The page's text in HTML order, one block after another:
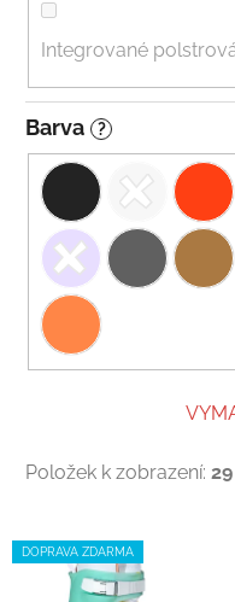
Integrované
Barva ?
Položek k zobrazení: 29
Výpis produktů
DOPRAVA ZDARMA